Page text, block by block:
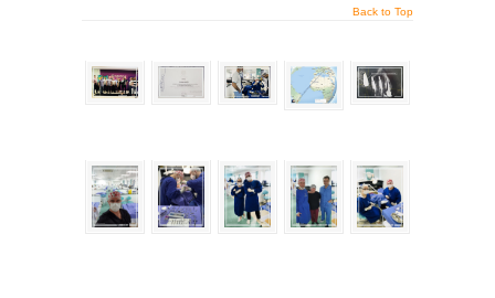
Back to Top